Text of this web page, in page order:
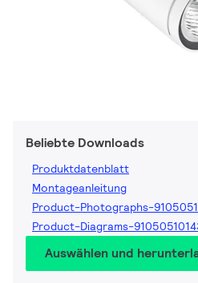
Beliebte Downloads
Produktdatenblatt
Montageanleitung
Product-Photographs-
Product-Diagrams-
Auswählen und